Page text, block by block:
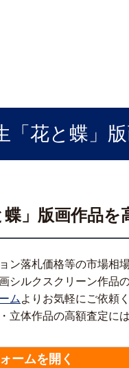
「花と蝶」
」版画作品を
ン落札価格等の市場相
シルクスクリーン作品
ム よりお気軽にご依頼
立体作品の高額査定に
ームを開く